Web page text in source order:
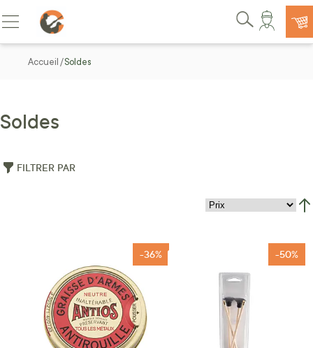
Allez au contenu
Basculer la navigation
Rechercher
Accueil Soldes
Soldes
FILTRER PAR
-36% -50%